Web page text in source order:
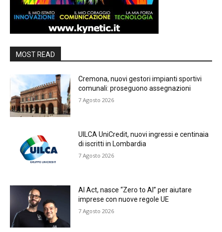
MOST READ
Cremona, nuovi gestori impianti sportivi
comunali: proseguono assegnazioni
7 Agosto 2026
UILCA UniCredit, nuovi ingressi e centinaia
di iscritti in Lombardia
7 Agosto 2026
AI Act, nasce “Zero to AI” per aiutare
imprese con nuove regole UE
7 Agosto 2026